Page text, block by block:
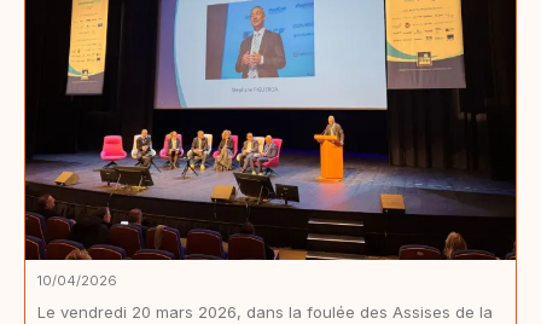
10/04/2026
Le vendredi 20 mars 2026, dans la foulée des Assises de la